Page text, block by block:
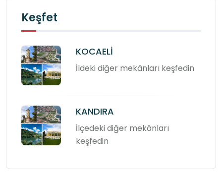
Keşfet
KOCAELİ
İldeki diğer mekânları keşfedin
KANDIRA
İlçedeki diğer mekânları
keşfedin